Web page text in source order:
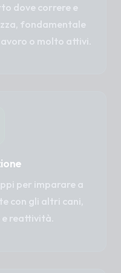
dove correre e
fondamentale
o molto attivi.
per imparare a
con gli altri cani,
reattività.